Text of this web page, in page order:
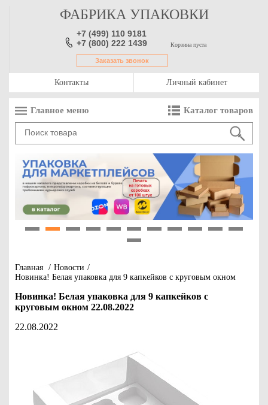
ФАБРИКА УПАКОВКИ
+7 (499) 110 9181
+7 (800) 222 1439
Заказать звонок
Корзина пуста
Контакты Личный кабинет
Главное меню Каталог товаров
Главная / Новости /
Новинка! Белая упаковка для 9 капкейков с круговым окном
Новинка! Белая упаковка для 9 капкейков с
круговым окном 22.08.2022
22.08.2022